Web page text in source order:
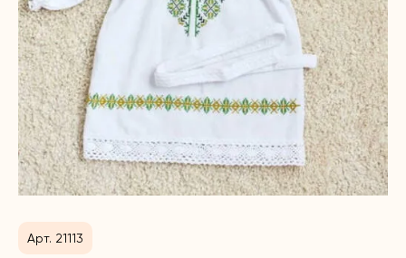
Арт. 21113